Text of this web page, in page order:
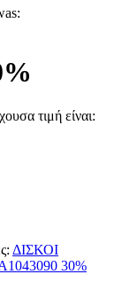
τιμή είναι:
ΔΙΣΚΟΙ
30%